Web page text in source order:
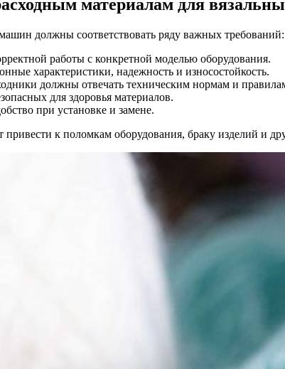
материалам для
должны соответствовать ряду важных требований:
работы с конкретной моделью оборудования.
характеристики, надежность и износостойкость.
должны отвечать техническим нормам и
для здоровья материалов.
при установке и замене.
привести к поломкам оборудования, браку изделий и